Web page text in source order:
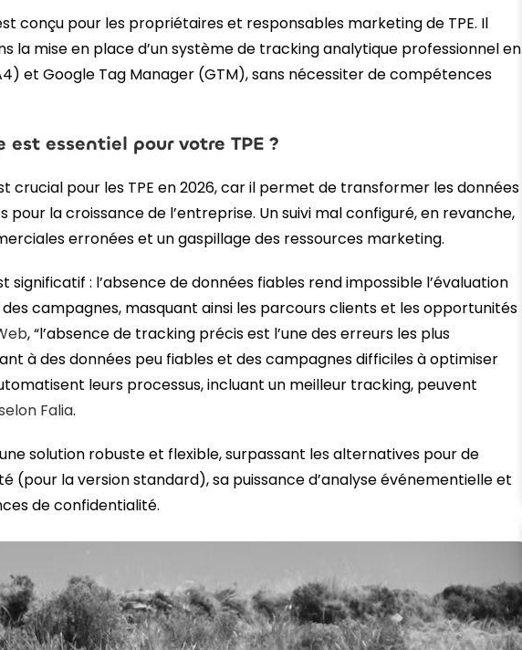
conçu pour les propriétaires et responsables marketing de TPE. Il
la mise en place d’un système de tracking analytique professionnel en
et Google Tag Manager (GTM), sans nécessiter de compétences
essentiel pour votre TPE ?
crucial pour les TPE en 2026, car il permet de transformer les données
la croissance de l’entreprise. Un suivi mal configuré, en revanche,
erronées et un gaspillage des ressources marketing.
significatif : l’absence de données fiables rend impossible l’évaluation
campagnes, masquant ainsi les parcours clients et les opportunités
, “l’absence de tracking précis est l’une des erreurs les plus
à des données peu fiables et des campagnes difficiles à optimiser
leurs processus, incluant un meilleur tracking, peuvent
Falia.
solution robuste et flexible, surpassant les alternatives pour de
(pour la version standard), sa puissance d’analyse événementielle et
de confidentialité.